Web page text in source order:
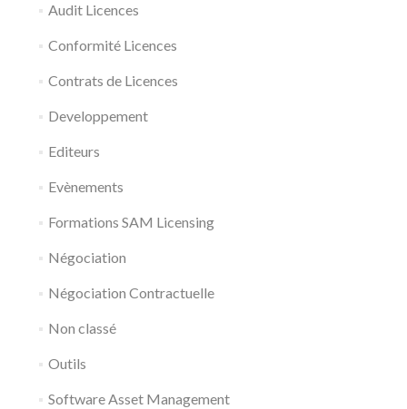
Audit Licences
Conformité Licences
Contrats de Licences
Developpement
Editeurs
Evènements
Formations SAM Licensing
Négociation
Négociation Contractuelle
Non classé
Outils
Software Asset Management